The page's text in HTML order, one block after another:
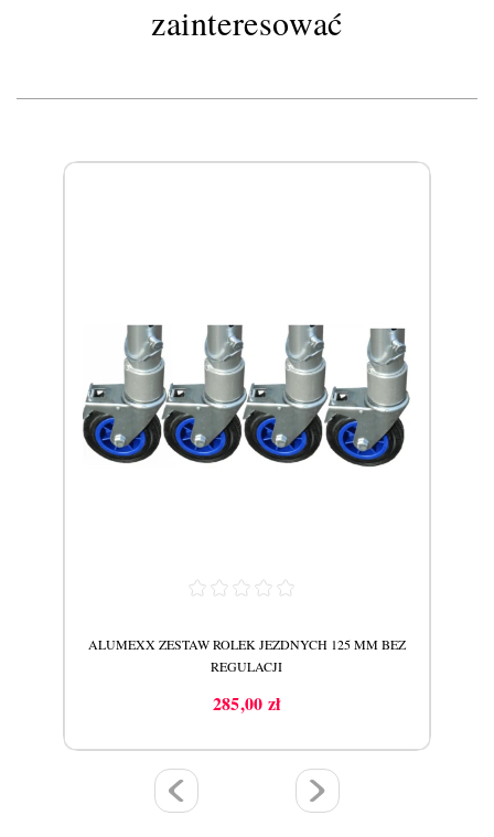
zainteresować
ALUMEXX ZESTAW ROLEK JEZDNYCH 125 MM BEZ
REGULACJI
Cena
285,00 zł